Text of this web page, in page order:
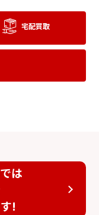
日本ツーリスト旅
行券
宅配買取
は
!